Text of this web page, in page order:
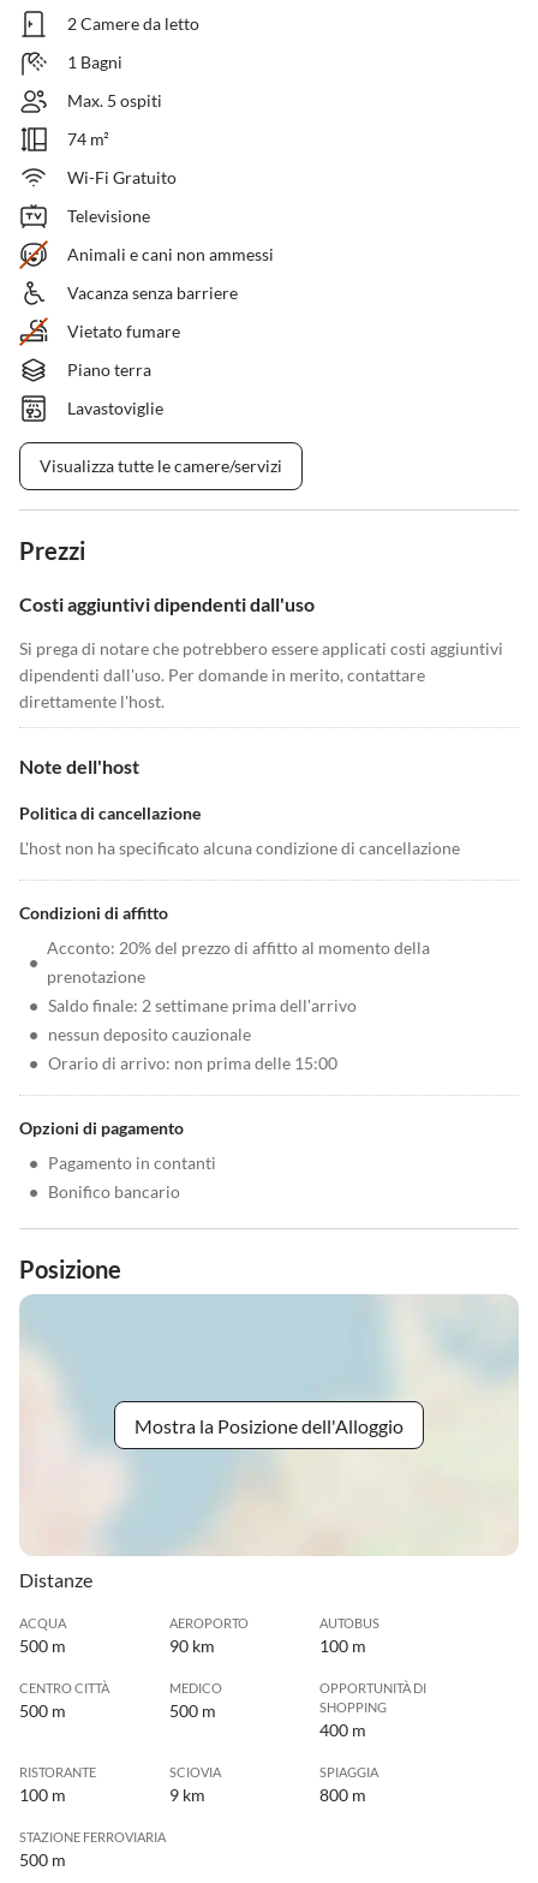
2 Camere da letto
1 Bagni
Max. 5 ospiti
74 m²
Wi-Fi Gratuito
Televisione
Animali e cani non ammessi
Vacanza senza barriere
Vietato fumare
Piano terra
Lavastoviglie
Visualizza tutte le camere/servizi
Prezzi
Costi aggiuntivi dipendenti dall'uso
Si prega di notare che potrebbero essere applicati costi aggiuntivi
dipendenti dall'uso. Per domande in merito, contattare
direttamente l'host.
Note dell'host
Politica di cancellazione
L'host non ha specificato alcuna condizione di cancellazione
Condizioni di affitto
•
Acconto: 20% del prezzo di affitto al momento della
prenotazione
• Saldo finale: 2 settimane prima dell'arrivo
• nessun deposito cauzionale
• Orario di arrivo: non prima delle 15:00
Opzioni di pagamento
• Pagamento in contanti
• Bonifico bancario
Posizione
Mostra la Posizione dell'Alloggio
Distanze
ACQUA
500 m
AEROPORTO
90 km
AUTOBUS
100 m
CENTRO CITTÀ
500 m
MEDICO
500 m
OPPORTUNITÀ DI
SHOPPING
400 m
RISTORANTE
100 m
SCIOVIA
9 km
SPIAGGIA
800 m
STAZIONE FERROVIARIA
500 m